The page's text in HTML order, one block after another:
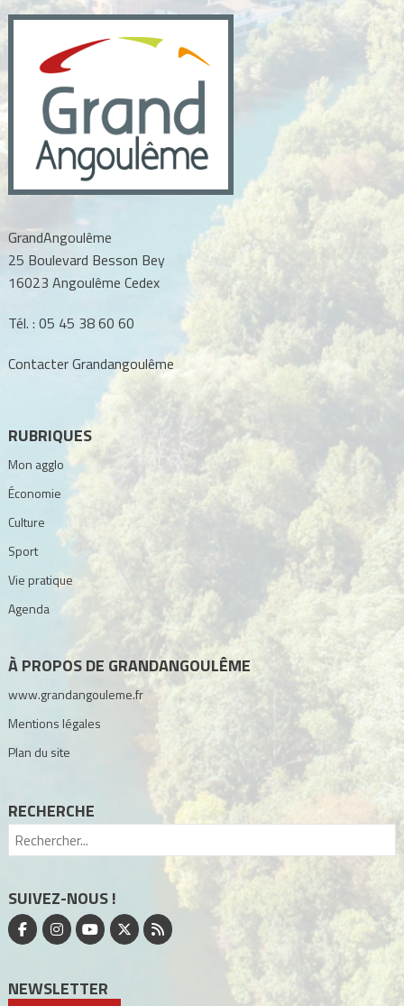
GrandAngoulême
25 Boulevard Besson Bey
16023 Angoulême Cedex
Tél. : 05 45 38 60 60
Contacter Grandangoulême
RUBRIQUES
Mon agglo
Économie
Culture
Sport
Vie pratique
Agenda
À PROPOS DE GRANDANGOULÊME
www.grandangouleme.fr
Mentions légales
Plan du site
RECHERCHE
SUIVEZ-NOUS !
NEWSLETTER